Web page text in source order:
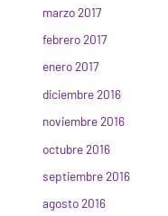
marzo 2017
febrero 2017
enero 2017
diciembre 2016
noviembre 2016
octubre 2016
septiembre 2016
agosto 2016